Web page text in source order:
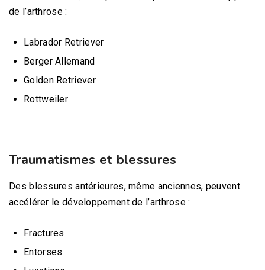
de l’arthrose :
Labrador Retriever
Berger Allemand
Golden Retriever
Rottweiler
Traumatismes et blessures
Des blessures antérieures, même anciennes, peuvent
accélérer le développement de l’arthrose :
Fractures
Entorses